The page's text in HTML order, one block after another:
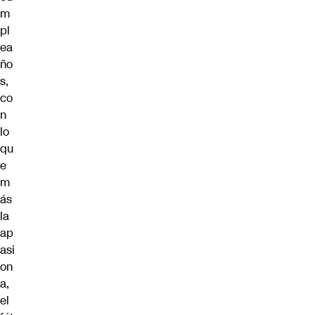
m
pl
ea
ño
s,
co
n
lo
qu
e
m
ás
la
ap
asi
on
a,
el